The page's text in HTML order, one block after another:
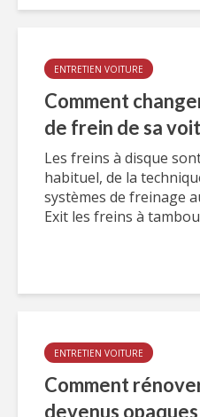
ENTRETIEN VOITURE
Comment
de frein de sa
Les freins à disque
habituel, de la
systèmes de freinage
Exit les freins à
ENTRETIEN VOITURE
Comment
devenus